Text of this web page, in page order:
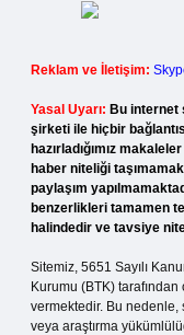
Reklam ve İletişim:
Yasal Uyarı: Bu internet
şirketi ile hiçbir
hazırladığımız
haber niteliği
paylaşım
benzerlikleri tamamen
halindedir ve tavsiye
Sitemiz, 5651 Sayılı
Kurumu (BTK)
vermektedir. Bu
veya araştırma